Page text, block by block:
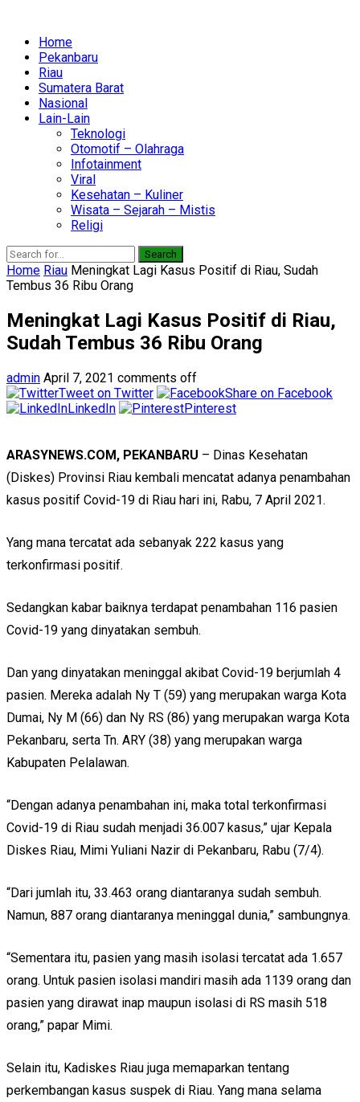
Home
Pekanbaru
Riau
Sumatera Barat
Nasional
Lain-Lain
Teknologi
Otomotif – Olahraga
Infotainment
Viral
Kesehatan – Kuliner
Wisata – Sejarah – Mistis
Religi
Search
Home Riau Meningkat Lagi Kasus Positif di Riau, Sudah
Tembus 36 Ribu Orang
Meningkat Lagi Kasus Positif di Riau,
Sudah Tembus 36 Ribu Orang
admin April 7, 2021 comments off
Tweet on Twitter
Share on Facebook
LinkedIn
Pinterest
ARASYNEWS.COM, PEKANBARU – Dinas Kesehatan
(Diskes) Provinsi Riau kembali mencatat adanya penambahan
kasus positif Covid-19 di Riau hari ini, Rabu, 7 April 2021.
Yang mana tercatat ada sebanyak 222 kasus yang
terkonfirmasi positif.
Sedangkan kabar baiknya terdapat penambahan 116 pasien
Covid-19 yang dinyatakan sembuh.
Dan yang dinyatakan meninggal akibat Covid-19 berjumlah 4
pasien. Mereka adalah Ny T (59) yang merupakan warga Kota
Dumai, Ny M (66) dan Ny RS (86) yang merupakan warga Kota
Pekanbaru, serta Tn. ARY (38) yang merupakan warga
Kabupaten Pelalawan.
“Dengan adanya penambahan ini, maka total terkonfirmasi
Covid-19 di Riau sudah menjadi 36.007 kasus,” ujar Kepala
Diskes Riau, Mimi Yuliani Nazir di Pekanbaru, Rabu (7/4).
“Dari jumlah itu, 33.463 orang diantaranya sudah sembuh.
Namun, 887 orang diantaranya meninggal dunia,” sambungnya.
“Sementara itu, pasien yang masih isolasi tercatat ada 1.657
orang. Untuk pasien isolasi mandiri masih ada 1139 orang dan
pasien yang dirawat inap maupun isolasi di RS masih 518
orang,” papar Mimi.
Selain itu, Kadiskes Riau juga memaparkan tentang
perkembangan kasus suspek di Riau. Yang mana selama